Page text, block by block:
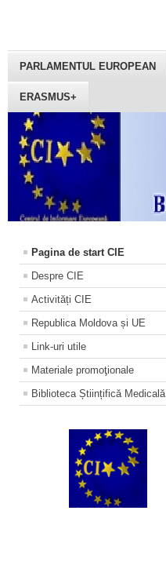
PARLAMENTUL EUROPEAN
ERASMUS+
Pagina de start CIE
Despre CIE
Activități CIE
Republica Moldova și UE
Link-uri utile
Materiale promoţionale
Biblioteca Științifică Medicală